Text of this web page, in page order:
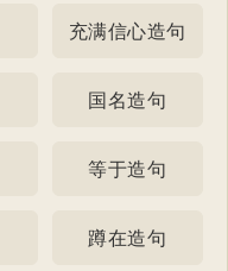
充满信心造句
国名造句
等于造句
蹲在造句